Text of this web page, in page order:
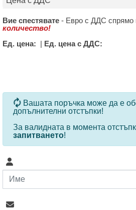
Вие спестявате - Евро с ДДС спрямо
количество!
Ед. цена: | Ед. цена с ДДС:
За определени продукти и
Вашата поръчка може да е
допълнителни отстъпки!
За валидната в момента
запитването!